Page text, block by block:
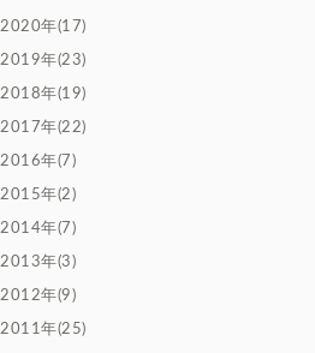
2020年(17)
2019年(23)
2018年(19)
2017年(22)
2016年(7)
2015年(2)
2014年(7)
2013年(3)
2012年(9)
2011年(25)